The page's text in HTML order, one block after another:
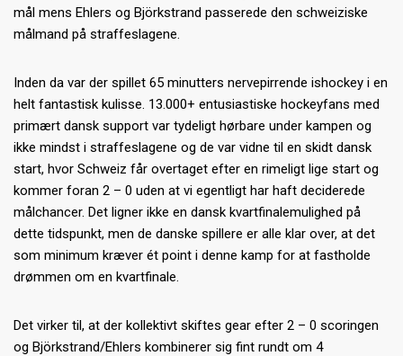
mål mens Ehlers og Björkstrand passerede den schweiziske
målmand på straffeslagene.
Inden da var der spillet 65 minutters nervepirrende ishockey i en
helt fantastisk kulisse. 13.000+ entusiastiske hockeyfans med
primært dansk support var tydeligt hørbare under kampen og
ikke mindst i straffeslagene og de var vidne til en skidt dansk
start, hvor Schweiz får overtaget efter en rimeligt lige start og
kommer foran 2 – 0 uden at vi egentligt har haft deciderede
målchancer. Det ligner ikke en dansk kvartfinalemulighed på
dette tidspunkt, men de danske spillere er alle klar over, at det
som minimum kræver ét point i denne kamp for at fastholde
drømmen om en kvartfinale.
Det virker til, at der kollektivt skiftes gear efter 2 – 0 scoringen
og Björkstrand/Ehlers kombinerer sig fint rundt om 4